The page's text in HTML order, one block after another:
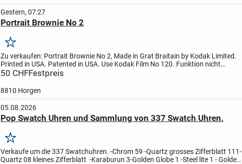
Gestern, 07:27
Portrait Brownie No 2
Merken
Zu verkaufen: Portrait Brownie No 2, Made in Grat Braitain by Kodak Limited.
Printed in USA. Patented in USA. Use Kodak Film No 120. Funktion nicht
geprüft.
50 CHFFestpreis
8810 Horgen
05.08.2026
Pop Swatch Uhren und Sammlung von 337 Swatch Uhren.
Merken
Verkaufe um die 337 Swatchuhren. -Chrom 59 -Quartz grosses Zifferblatt 111-
Quartz 08 kleines Zifferblatt -Karaburun 3-Golden Globe 1 -Steel lite 1 - Golden